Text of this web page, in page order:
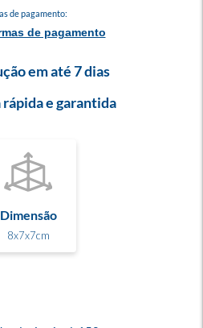
de pagamento:
de pagamento
em até 7 dias
rápida e garantida
Dimensão
8x7x7cm